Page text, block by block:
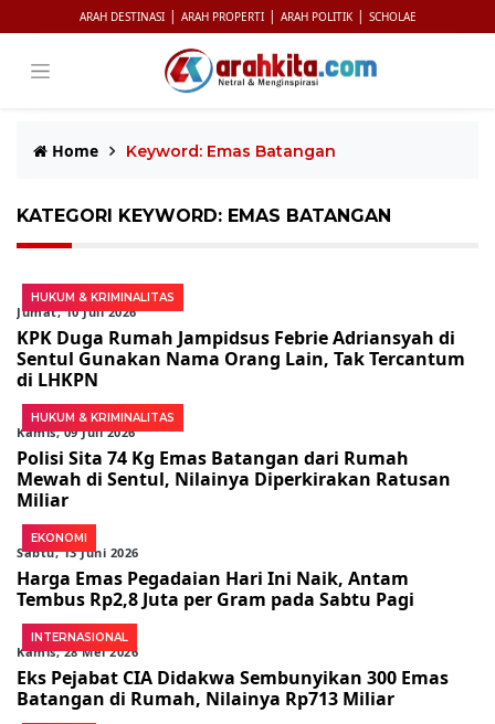
ARAH DESTINASI | ARAH PROPERTI | ARAH POLITIK | SCHOLAE
Home Keyword: Emas Batangan
KATEGORI KEYWORD: EMAS BATANGAN
HUKUM & KRIMINALITAS
Jumat, 10 Juli 2026
KPK Duga Rumah Jampidsus Febrie Adriansyah di
Sentul Gunakan Nama Orang Lain, Tak Tercantum
di LHKPN
HUKUM & KRIMINALITAS
Kamis, 09 Juli 2026
Polisi Sita 74 Kg Emas Batangan dari Rumah
Mewah di Sentul, Nilainya Diperkirakan Ratusan
Miliar
EKONOMI
Sabtu, 13 Juni 2026
Harga Emas Pegadaian Hari Ini Naik, Antam
Tembus Rp2,8 Juta per Gram pada Sabtu Pagi
INTERNASIONAL
Kamis, 28 Mei 2026
Eks Pejabat CIA Didakwa Sembunyikan 300 Emas
Batangan di Rumah, Nilainya Rp713 Miliar